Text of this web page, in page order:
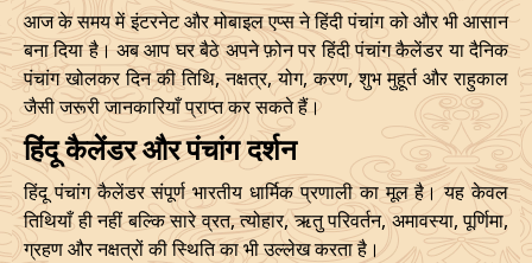
14/10/2026 12:20 Swarglok 15/10/2026
18/10/2026 08:28 Patallok 18/10/2026
22/10/2026 02:29 Mrityulok 22/10/2026
25/10/2026 11:57
Mrityulok
-
Swarglok
25/10/2026
आज के समय में इंटरनेट और मोबाइल एप्स ने हिंदी पंचांग को और भी आसान
बना दिया है। अब आप घर बैठे अपने फ़ोन पर हिंदी पंचांग कैलेंडर या दैनिक
पंचांग खोलकर दिन की तिथि, नक्षत्र, योग, करण, शुभ मुहूर्त और राहुकाल
जैसी जरूरी जानकारियाँ प्राप्त कर सकते हैं।
हिंदू कैलेंडर और पंचांग दर्शन
हिंदू पंचांग कैलेंडर संपूर्ण भारतीय धार्मिक प्रणाली का मूल है। यह केवल
तिथियाँ ही नहीं बल्कि सारे व्रत, त्योहार, ऋतु परिवर्तन, अमावस्या, पूर्णिमा,
ग्रहण और नक्षत्रों की स्थिति का भी उल्लेख करता है।